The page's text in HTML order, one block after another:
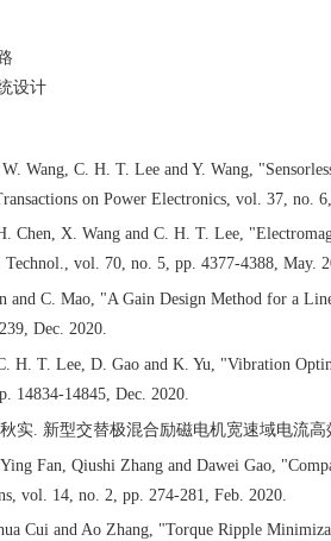
设计
Wang, C. H. T. Lee and Y. Wang,
on Power Electronics, vol. 37, no.
Chen, X. Wang and C. H. T. Lee,
Technol., vol. 70, no. 5, pp. 4377-4388, May.
and C. Mao, "A Gain Design Method for a
Dec. 2020.
H. T. Lee, D. Gao and K. Yu, "Vibration
14834-14845, Dec. 2020.
实 新型交替极混合励磁电机宽速域电流高
Fan, Qiushi Zhang and Dawei Gao,
vol. 14, no. 2, pp. 274-281, Feb. 2020.
Cui and Ao Zhang, "Torque Ripple